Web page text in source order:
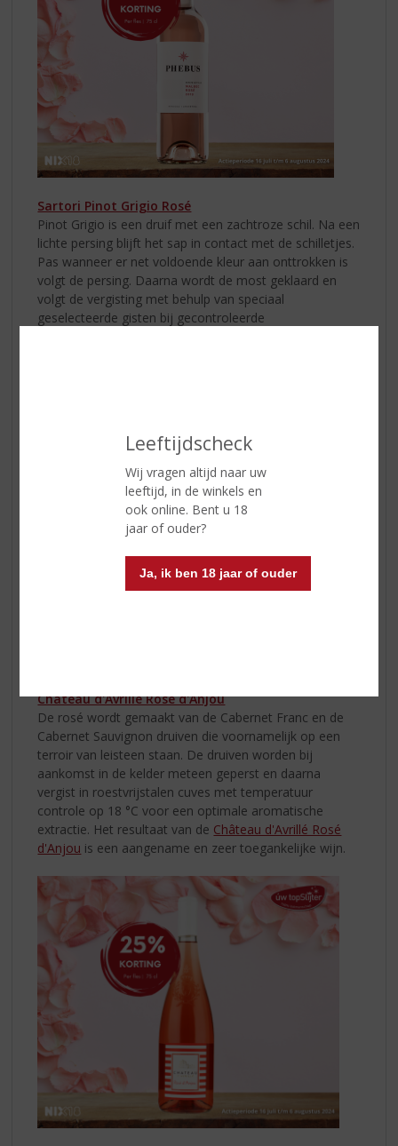
Leeftijdscheck
Wij vragen altijd naar uw
leeftijd, in de winkels en
ook online. Bent u 18
jaar of ouder?
Ja, ik ben 18 jaar of ouder
Sartori Pinot Grigio Rosé
Pinot Grigio is een druif met een zachtroze schil. Na een
lichte persing blijft het sap in contact met de schilletjes.
Pas wanneer er net voldoende kleur aan onttrokken is
volgt de persing. Daarna wordt de most geklaard en
volgt de vergisting met behulp van speciaal
geselecteerde gisten bij gecontroleerde
Château d'Avrillé Rosé d'Anjou
De rosé wordt gemaakt van de Cabernet Franc en de
Cabernet Sauvignon druiven die voornamelijk op een
terroir van leisteen staan. De druiven worden bij
aankomst in de kelder meteen geperst en daarna
vergist in roestvrijstalen cuves met temperatuur
controle op 18 °C voor een optimale aromatische
extractie. Het resultaat van de Château d'Avrillé Rosé
d'Anjou is een aangename en zeer toegankelijke wijn.